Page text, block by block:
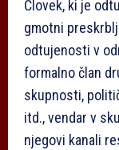
Človek, ki je
gmotni
odtujenosti v
formalno član
skupnosti,
itd., vendar v
njegovi kanali